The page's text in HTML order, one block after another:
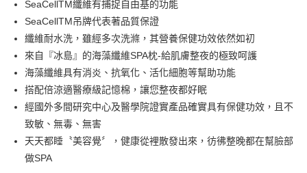
上海商業儲蓄銀行
台北富邦商業銀行
國泰世華商業銀行
臺灣中小企業銀行
台中商業銀行
匯豐（台灣）商業銀行
華泰商業銀行
聯邦商業銀行
遠東國際商業銀行
元大商業銀行
永豐商業銀行
玉山商業銀行
星展（台灣）商業銀行
台新國際商業銀行
中國信託商業銀行
台灣樂天信用卡公司
華南商業銀行
彰化商業銀行
上海商業儲蓄銀行
國泰世華商業銀行
兆豐國際商業銀行
臺灣中小企業銀行
台中商業銀行
匯豐（台灣）商業銀行
華泰商業銀行
聯邦商業銀行
遠東國際商業銀行
元大商業銀行
永豐商業銀行
玉山商業銀行
星展（台灣）商業銀行
台新國際商業銀行
台灣樂天信用卡公司
Apple Pay
悠遊付
Google Pay
ATM付款
運送方式
非床墊商品，一般宅配
SeaCellTM纖維有捕捉自由基的功能
SeaCellTM吊牌代表著品質保證
纖維耐水洗，雖經多次洗滌，其營養保健功效依然如初
來自『冰島』的海藻纖維SPA枕-給肌膚整夜的極致呵護
海藻纖維具有消炎、抗氧化、活化細胞等幫助功能
搭配倍涼適醫療級記憶棉，讓您整夜都好眠
經國外多間研究中心及醫學院證實產品確實具有保健功效，且不
致敏、無毒、無害
天天都睡〝美容覺〞，健康從裡散發出來，彷彿整晚都在幫臉部
做SPA